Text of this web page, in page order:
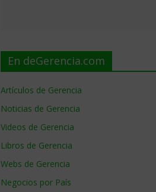
En deGerencia.com
Artículos de Gerencia
Noticias de Gerencia
Videos de Gerencia
Libros de Gerencia
Webs de Gerencia
Negocios por País